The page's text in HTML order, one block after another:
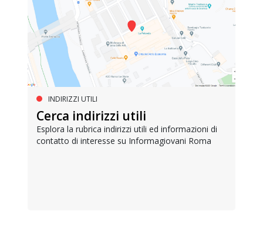
INDIRIZZI UTILI
Cerca indirizzi utili
Esplora la rubrica indirizzi utili ed informazioni di
contatto di interesse su Informagiovani Roma